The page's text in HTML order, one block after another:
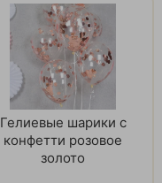
Гелиевые шарики с
конфетти розовое
золото